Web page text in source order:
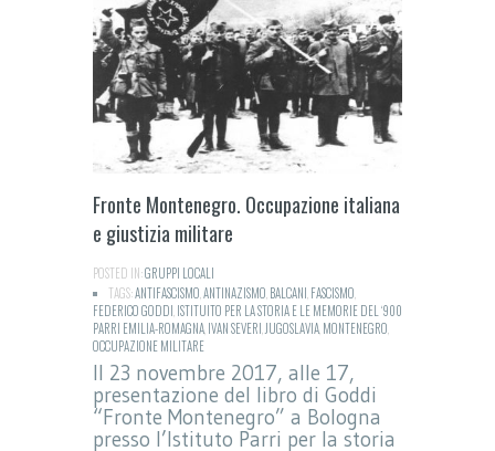
Fronte Montenegro. Occupazione italiana
e giustizia militare
POSTED IN:GRUPPI LOCALI
TAGS:ANTIFASCISMO ANTINAZISMO BALCANI FASCISMO
FEDERICO GODDI ISTITUITO PER LA STORIA E LE MEMORIE DEL ‘900
PARRI EMILIA-ROMAGNA IVAN SEVERI JUGOSLAVIA MONTENEGRO
OCCUPAZIONE MILITARE
Il 23 novembre 2017, alle 17,
presentazione del libro di Goddi
“Fronte Montenegro” a Bologna
presso l’Istituto Parri per la storia